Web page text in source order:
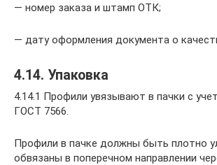
— номер заказа и штамп ОТК;
— дату оформления документа о
4.14. Упаковка
4.14.1 Профили увязывают в пачки с
ГОСТ 7566.
Профили в пачке должны быть плотно
обвязаны в поперечном направлении